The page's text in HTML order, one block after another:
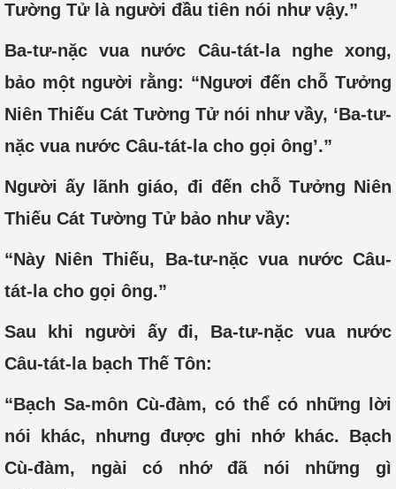
Tường Tử là người đầu tiên nói như vậy.”
Ba-tư-nặc vua nước Câu-tát-la nghe xong,
bảo một người rằng: “Ngươi đến chỗ Tưởng
Niên Thiếu Cát Tường Tử nói như vầy, ‘Ba-tư-
nặc vua nước Câu-tát-la cho gọi ông’.”
Người ấy lãnh giáo, đi đến chỗ Tưởng Niên
Thiếu Cát Tường Tử bảo như vầy:
“Này Niên Thiếu, Ba-tư-nặc vua nước Câu-
tát-la cho gọi ông.”
Sau khi người ấy đi, Ba-tư-nặc vua nước
Câu-tát-la bạch Thế Tôn:
“Bạch Sa-môn Cù-đàm, có thể có những lời
nói khác, nhưng được ghi nhớ khác. Bạch
Cù-đàm, ngài có nhớ đã nói những gì